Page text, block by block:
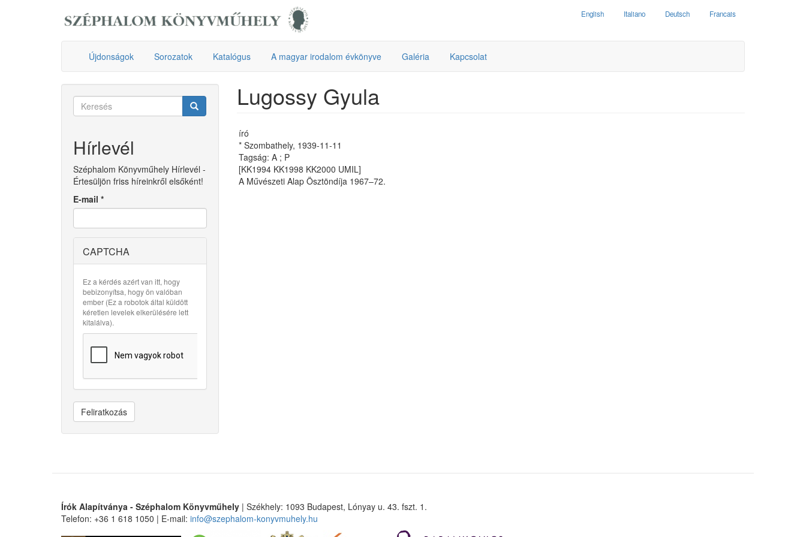
English Italiano Deutsch Francais
Újdonságok Sorozatok Katalógus A magyar irodalom évkönyve Galéria Kapcsolat
Keresés
Hírlevél
Széphalom Könyvműhely Hírlevél -
Értesüljön friss híreinkről elsőként!
E-mail *
CAPTCHA
Ez a kérdés azért van itt, hogy
bebizonyítsa, hogy ön valóban
ember (Ez a robotok által küldött
kéretlen levelek elkerülésére lett
kitalálva).
Feliratkozás
Lugossy Gyula
író
* Szombathely, 1939-11-11
Tagság: A ; P
[KK1994 KK1998 KK2000 UMIL]
A Művészeti Alap Ösztöndíja 1967–72.
Írók Alapítványa - Széphalom Könyvműhely | Székhely: 1093 Budapest, Lónyay u. 43. fszt. 1.
Telefon: +36 1 618 1050 | E-mail: info@szephalom-konyvmuhely.hu